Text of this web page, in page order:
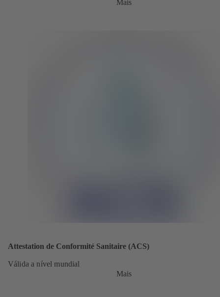
Mais
Attestation de Conformité Sanitaire (ACS)
Válida a nível mundial
Mais